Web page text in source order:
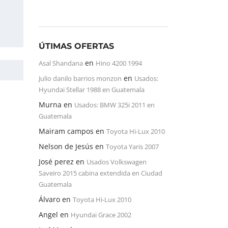
ÚTIMAS OFERTAS
Asal Shandana en Hino 4200 1994
Julio danilo barrios monzon en Usados:
Hyundai Stellar 1988 en Guatemala
Murna en Usados: BMW 325i 2011 en
Guatemala
Mairam campos en Toyota Hi-Lux 2010
Nelson de Jesús en Toyota Yaris 2007
José perez en Usados Volkswagen
Saveiro 2015 cabina extendida en Ciudad
Guatemala
Álvaro en Toyota Hi-Lux 2010
Angel en Hyundai Grace 2002